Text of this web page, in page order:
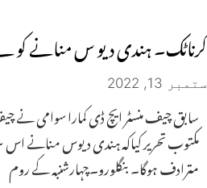
کرناٹک۔ ہندی دیو س منانے کو لے
ستمبر 13, 2022
سابق چیف منسٹر ایچ ڈی کمارا سوامی نے
مکتوب تحریر کیاکہ ہندی دیوس منانے
مترادف ہوگا۔ بنگلورو۔چہارشنبہ کے روم